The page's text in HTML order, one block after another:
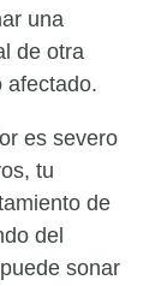
una
de otra
afectado.
es severo
tu
de
del
sonar